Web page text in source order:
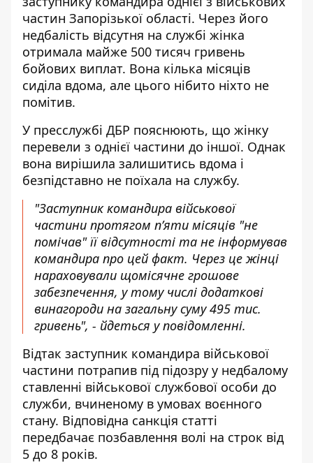
частин Запорізької області. Через його
недбалість відсутня на службі жінка
отримала майже 500 тисяч гривень
бойових виплат. Вона кілька місяців
сиділа вдома, але цього нібито ніхто не
помітив.
У пресслужбі ДБР пояснюють, що жінку
перевели з однієї частини до іншої. Однак
вона вирішила залишитись вдома і
безпідставно не поїхала на службу.
"Заступник командира військової
частини протягом п’яти місяців "не
помічав" її відсутності та не інформував
командира про цей факт. Через це жінці
нараховували щомісячне грошове
забезпечення, у тому числі додаткові
винагороди на загальну суму 495 тис.
гривень", - йдеться у повідомленні.
Відтак заступник командира військової
частини потрапив під підозру у недбалому
ставленні військової службової особи до
служби, вчиненому в умовах воєнного
стану. Відповідна санкція статті
передбачає позбавлення волі на строк від
5 до 8 років.